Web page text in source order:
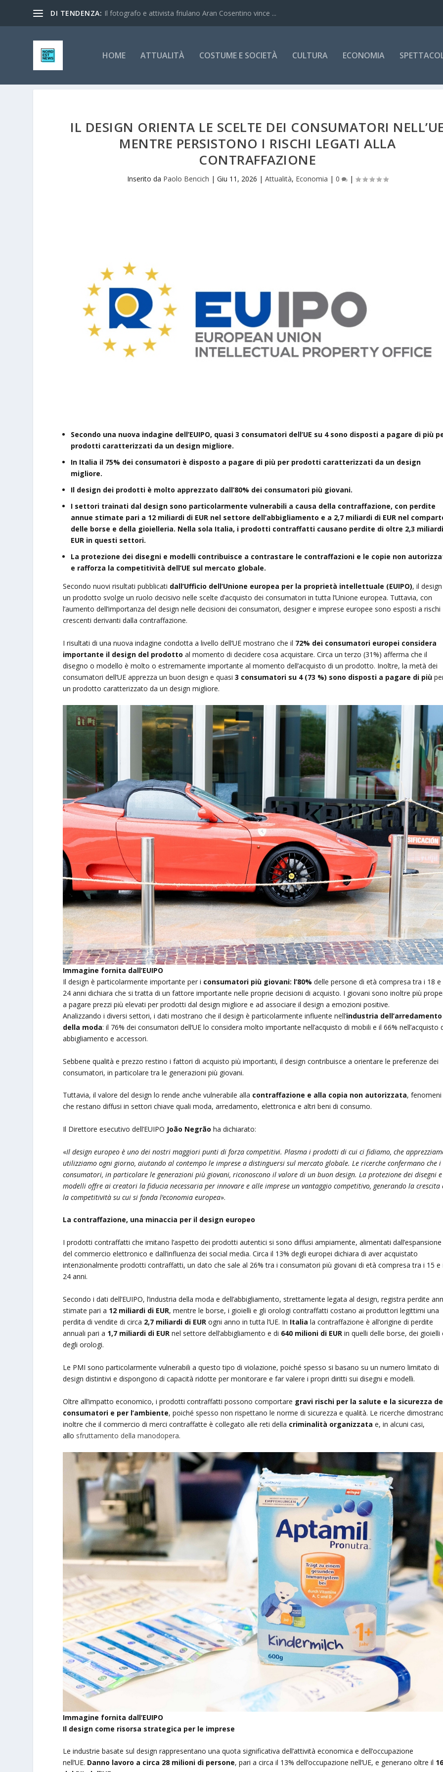
DI TENDENZA: Il fotografo e attivista friulano Aran Cosentino vince ...
HOME ATTUALITÀ COSTUME E SOCIETÀ CULTURA ECONOMIA
IL DESIGN ORIENTA LE SCELTE DEI CONSUMATORI
MENTRE PERSISTONO I RISCHI LEGATI ALLA
CONTRAFFAZIONE
Inserito da Paolo Bencich | Giu 11, 2026 | Attualità, Economia | 0 |
Secondo una nuova indagine dell’EUIPO, quasi 3 consumatori dell’UE su 4 sono disposti a pagare di più
prodotti caratterizzati da un design migliore.
In Italia il 75% dei consumatori è disposto a pagare di più per prodotti caratterizzati da un design
migliore.
Il design dei prodotti è molto apprezzato dall’80% dei consumatori più giovani.
I settori trainati dal design sono particolarmente vulnerabili a causa della contraffazione, con perdite
annue stimate pari a 12 miliardi di EUR nel settore dell’abbigliamento e a 2,7 miliardi di EUR nel
delle borse e della gioielleria. Nella sola Italia, i prodotti contraffatti causano perdite di oltre 2,3
EUR in questi settori.
La protezione dei disegni e modelli contribuisce a contrastare le contraffazioni e le copie non
e rafforza la competitività dell’UE sul mercato globale.
Secondo nuovi risultati pubblicati dall’Ufficio dell’Unione europea per la proprietà intellettuale (EUIPO), il
un prodotto svolge un ruolo decisivo nelle scelte d’acquisto dei consumatori in tutta l’Unione europea. Tuttavia, con
l’aumento dell’importanza del design nelle decisioni dei consumatori, designer e imprese europee sono esposti a rischi
crescenti derivanti dalla contraffazione.
I risultati di una nuova indagine condotta a livello dell’UE mostrano che il 72% dei consumatori europei considera
importante il design del prodottoal momento di decidere cosa acquistare. Circa un terzo (31%) afferma che il
disegno o modello è molto o estremamente importante al momento dell’acquisto di un prodotto. Inoltre, la metà dei
consumatori dell’UE apprezza un buon design e quasi3 consumatori su 4 (73 %) sono disposti a pagare di più
un prodotto caratterizzato da un design migliore.
Immagine fornita dall’EUIPO
Il design è particolarmente importante per i consumatori più giovani: l’80% delle persone di età compresa tra i 18 e
24 anni dichiara che si tratta di un fattore importante nelle proprie decisioni di acquisto. I giovani sono inoltre più
a pagare prezzi più elevati per prodotti dal design migliore e ad associare il design a emozioni positive.
Analizzando i diversi settori, i dati mostrano che il design è particolarmente influente nell’industria
della moda: il 76% dei consumatori dell’UE lo considera molto importante nell’acquisto di mobili e il 66% nell’acquisto
abbigliamento e accessori.
Sebbene qualità e prezzo restino i fattori di acquisto più importanti, il design contribuisce a orientare le preferenze dei
consumatori, in particolare tra le generazioni più giovani.
Tuttavia, il valore del design lo rende anche vulnerabile alla contraffazione e alla copia non autorizzata, fenomeni
che restano diffusi in settori chiave quali moda, arredamento, elettronica e altri beni di consumo.
Il Direttore esecutivo dell’EUIPO João Negrão ha dichiarato:
«Il design europeo è uno dei nostri maggiori punti di forza competitivi. Plasma i prodotti di cui ci fidiamo, che
utilizziamo ogni giorno, aiutando al contempo le imprese a distinguersi sul mercato globale. Le ricerche confermano che i
consumatori, in particolare le generazioni più giovani, riconoscono il valore di un buon design. La protezione dei disegni e
modelli offre ai creatori la fiducia necessaria per innovare e alle imprese un vantaggio competitivo, generando la crescita
la competitività su cui si fonda l’economia europea».
La contraffazione, una minaccia per il design europeo
I prodotti contraffatti che imitano l’aspetto dei prodotti autentici si sono diffusi ampiamente, alimentati dall’espansione
del commercio elettronico e dall’influenza dei social media. Circa il 13% degli europei dichiara di aver acquistato
intenzionalmente prodotti contraffatti, un dato che sale al 26% tra i consumatori più giovani di età compresa tra i 15 e
24 anni.
Secondo i dati dell’EUIPO, l’industria della moda e dell’abbigliamento, strettamente legata al design, registra perdite
stimate pari a 12 miliardi di EUR, mentre le borse, i gioielli e gli orologi contraffatti costano ai produttori legittimi una
perdita di vendite di circa 2,7 miliardi di EUR ogni anno in tutta l’UE. In Italia la contraffazione è all’origine di perdite
annuali pari a 1,7 miliardi di EUR nel settore dell’abbigliamento e di 640 milioni di EUR in quelli delle borse, dei gioielli
degli orologi.
Le PMI sono particolarmente vulnerabili a questo tipo di violazione, poiché spesso si basano su un numero limitato di
design distintivi e dispongono di capacità ridotte per monitorare e far valere i propri diritti sui disegni e modelli.
Oltre all’impatto economico, i prodotti contraffatti possono comportare gravi rischi per la salute e la sicurezza
consumatori e per l’ambiente, poiché spesso non rispettano le norme di sicurezza e qualità. Le ricerche
inoltre che il commercio di merci contraffatte è collegato alle reti della criminalità organizzata e, in alcuni casi,
allo sfruttamento della manodopera.
Immagine fornita dall’EUIPO
Il design come risorsa strategica per le imprese
Le industrie basate sul design rappresentano una quota significativa dell’attività economica e dell’occupazione
nell’UE. Danno lavoro a circa 28 milioni di persone, pari a circa il 13% dell’occupazione nell’UE, e generano oltre il